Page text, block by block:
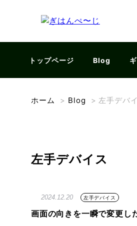
トップページ Blog
ホーム > Blog >左手デバ
左手デバイス
2024.12.20 左手デバイス
画面の向きを一瞬で変更し